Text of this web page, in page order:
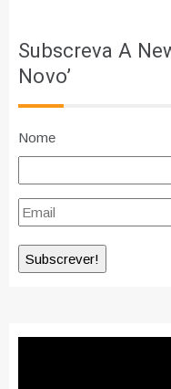
Subscreva A
Novo’
Nome